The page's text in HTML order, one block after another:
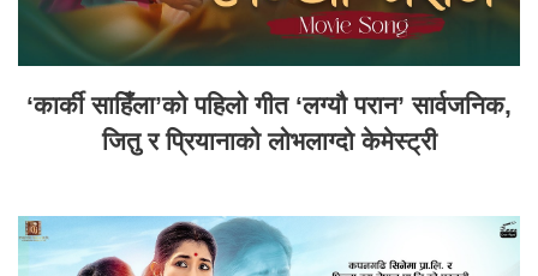
‘कार्की साहिँला’को पहिलो गीत ‘लग्यौ परान’ सार्वजनिक,
जितु र प्रियानाको लोभलाग्दो केमेस्ट्री